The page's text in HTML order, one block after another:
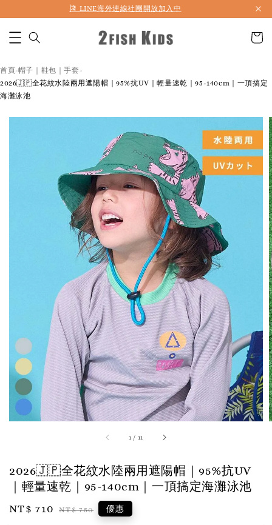
首購折50 ｜ 滿1,500 免運 ｜ 滿2,900 折140 ｜ 3%購物金
🎏 LINE海外連線社團開放加入中
首頁›帽子｜鞋包｜手套 ›
2026🇯🇵全花紋水陸兩用遮陽帽｜95%抗UV｜輕量速乾｜95-140cm｜一頂搞定
海灘泳池
1 / 11
2026🇯🇵全花紋水陸兩用遮陽帽｜95%抗UV
｜輕量速乾｜95-140cm｜一頂搞定海灘泳池
Sale
NT$ 710 Regular
NT$ 750 優惠